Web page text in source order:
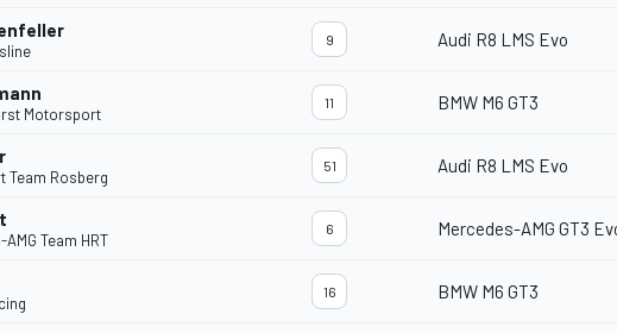
9 Audi R8 LMS Evo
Motorsport
11 BMW M6 GT3
Team Rosberg
51 Audi R8 LMS Evo
Team HRT
6 Mercedes-AMG GT3
16 BMW M6 GT3